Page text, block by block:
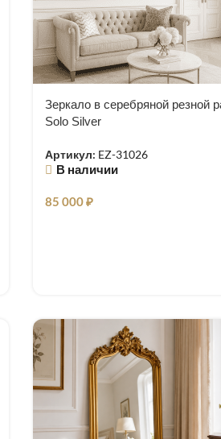
Зеркало в серебряной резной
Solo Silver
Артикул: EZ-31026
В наличии
85 000₽